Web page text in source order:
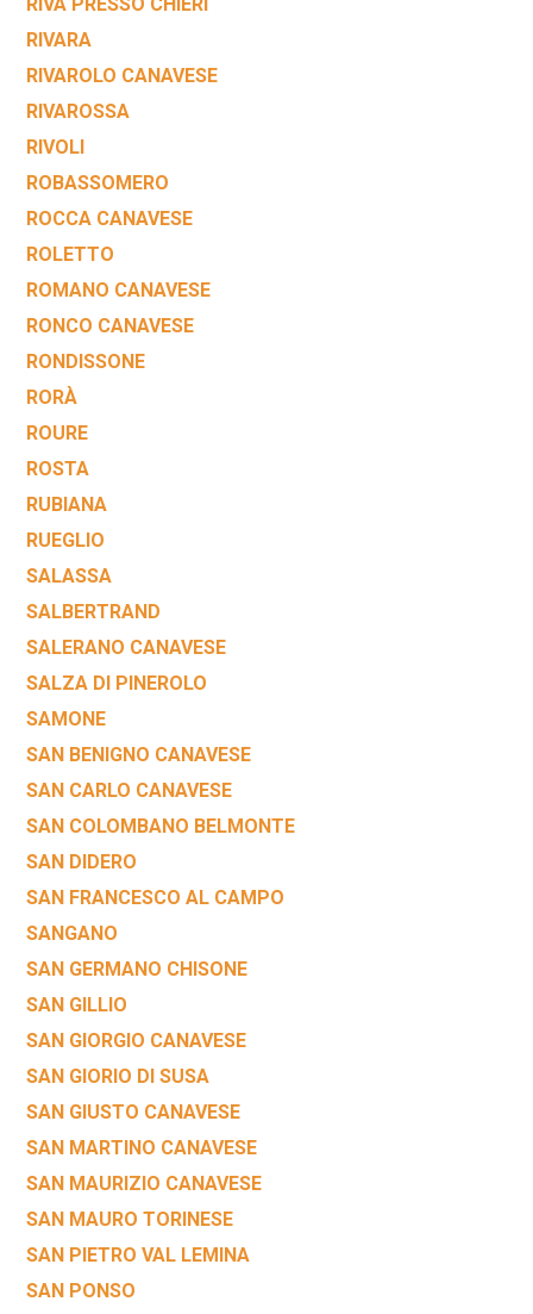
RIVARA
RIVAROLO CANAVESE
RIVAROSSA
RIVOLI
ROBASSOMERO
ROCCA CANAVESE
ROLETTO
ROMANO CANAVESE
RONCO CANAVESE
RONDISSONE
RORÀ
ROURE
ROSTA
RUBIANA
RUEGLIO
SALASSA
SALBERTRAND
SALERANO CANAVESE
SALZA DI PINEROLO
SAMONE
SAN BENIGNO CANAVESE
SAN CARLO CANAVESE
SAN COLOMBANO BELMONTE
SAN DIDERO
SAN FRANCESCO AL CAMPO
SANGANO
SAN GERMANO CHISONE
SAN GILLIO
SAN GIORGIO CANAVESE
SAN GIORIO DI SUSA
SAN GIUSTO CANAVESE
SAN MARTINO CANAVESE
SAN MAURIZIO CANAVESE
SAN MAURO TORINESE
SAN PIETRO VAL LEMINA
SAN PONSO